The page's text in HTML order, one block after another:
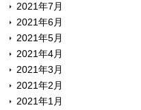
2021年7月
2021年6月
2021年5月
2021年4月
2021年3月
2021年2月
2021年1月